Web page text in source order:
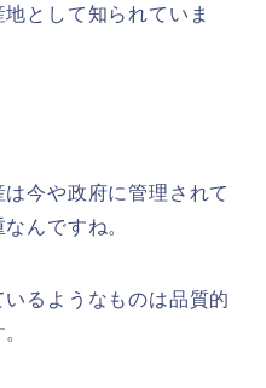
として知られていま
今や政府に管理されて
んですね。
るようなものは品質的